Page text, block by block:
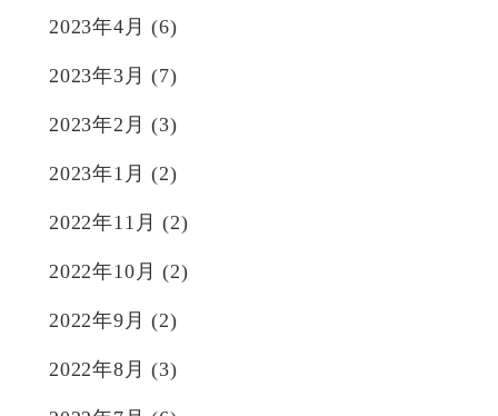
2023年4月 (6)
2023年3月 (7)
2023年2月 (3)
2023年1月 (2)
2022年11月 (2)
2022年10月 (2)
2022年9月 (2)
2022年8月 (3)